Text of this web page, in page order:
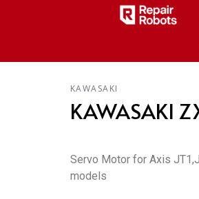
KAWASAKI
KAWASAKI
Servo Motor for Axis
models